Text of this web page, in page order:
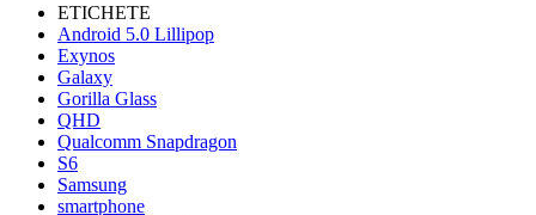
ETICHETE
Android 5.0 Lillipop
Exynos
Galaxy
Gorilla Glass
QHD
Qualcomm Snapdragon
S6
Samsung
smartphone